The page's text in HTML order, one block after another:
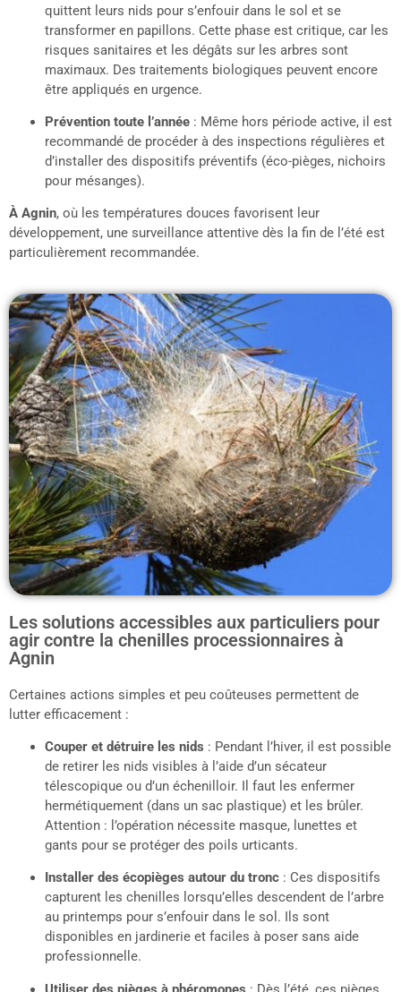
quittent leurs nids pour s’enfouir dans le sol et se
transformer en papillons. Cette phase est critique, car les
risques sanitaires et les dégâts sur les arbres sont
maximaux. Des traitements biologiques peuvent encore
être appliqués en urgence.
Prévention toute l’année : Même hors période active, il est
recommandé de procéder à des inspections régulières et
d’installer des dispositifs préventifs (éco-pièges, nichoirs
pour mésanges).
À Agnin, où les températures douces favorisent leur
développement, une surveillance attentive dès la fin de l’été est
particulièrement recommandée.
Les solutions accessibles aux particuliers pour
agir contre la chenilles processionnaires à
Agnin
Certaines actions simples et peu coûteuses permettent de
lutter efficacement :
Couper et détruire les nids : Pendant l’hiver, il est possible
de retirer les nids visibles à l’aide d’un sécateur
télescopique ou d’un échenilloir. Il faut les enfermer
hermétiquement (dans un sac plastique) et les brûler.
Attention : l’opération nécessite masque, lunettes et
gants pour se protéger des poils urticants.
Installer des écopièges autour du tronc : Ces dispositifs
capturent les chenilles lorsqu’elles descendent de l’arbre
au printemps pour s’enfouir dans le sol. Ils sont
disponibles en jardinerie et faciles à poser sans aide
professionnelle.